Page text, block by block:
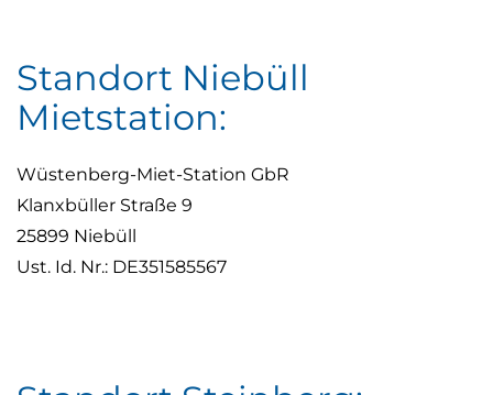
Standort Niebüll
Mietstation:
Wüstenberg-Miet-Station GbR
Klanxbüller Straße 9
25899 Niebüll
Ust. Id. Nr.: DE351585567